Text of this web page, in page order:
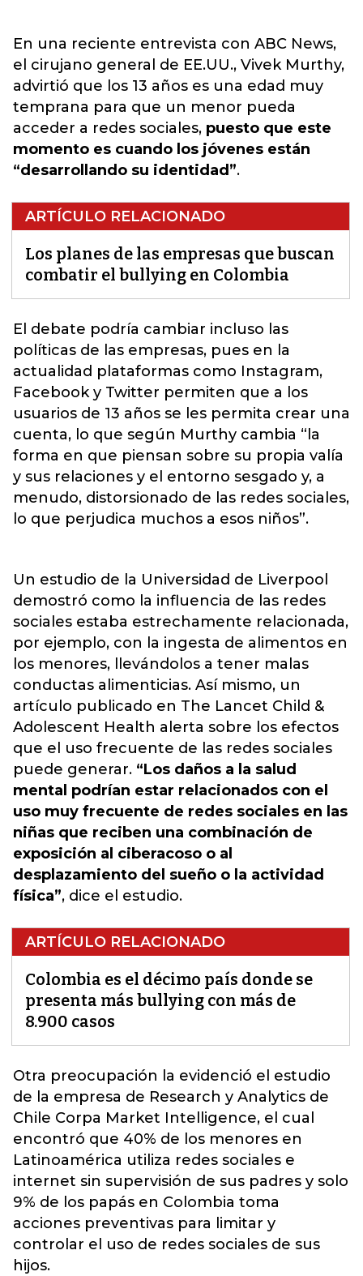
En una reciente entrevista con ABC News,
el cirujano general de EE.UU., Vivek Murthy,
advirtió que los 13 años es una edad muy
temprana para que un menor pueda
acceder a redes sociales, puesto que este
momento es cuando los jóvenes están
“desarrollando su identidad”.
ARTÍCULO RELACIONADO
Los planes de las empresas que buscan
combatir el bullying en Colombia
El debate podría cambiar incluso las
políticas de las empresas, pues en la
actualidad plataformas como Instagram,
Facebook y Twitter permiten que a los
usuarios de 13 años se les permita crear una
cuenta, lo que según Murthy cambia “la
forma en que piensan sobre su propia valía
y sus relaciones y el entorno sesgado y, a
menudo, distorsionado de las redes sociales,
lo que perjudica muchos a esos niños”.
Un estudio de la Universidad de Liverpool
demostró como la influencia de las redes
sociales estaba estrechamente relacionada,
por ejemplo, con la ingesta de alimentos en
los menores, llevándolos a tener malas
conductas alimenticias. Así mismo, un
artículo publicado en The Lancet Child &
Adolescent Health alerta sobre los efectos
que el uso frecuente de las redes sociales
puede generar. “Los daños a la salud
mental podrían estar relacionados con el
uso muy frecuente de redes sociales en las
niñas que reciben una combinación de
exposición al ciberacoso o al
desplazamiento del sueño o la actividad
física”, dice el estudio.
ARTÍCULO RELACIONADO
Colombia es el décimo país donde se
presenta más bullying con más de
8.900 casos
Otra preocupación la evidenció el estudio
de la empresa de Research y Analytics de
Chile Corpa Market Intelligence, el cual
encontró que 40% de los menores en
Latinoamérica utiliza redes sociales e
internet sin supervisión de sus padres y solo
9% de los papás en Colombia toma
acciones preventivas para limitar y
controlar el uso de redes sociales de sus
hijos.